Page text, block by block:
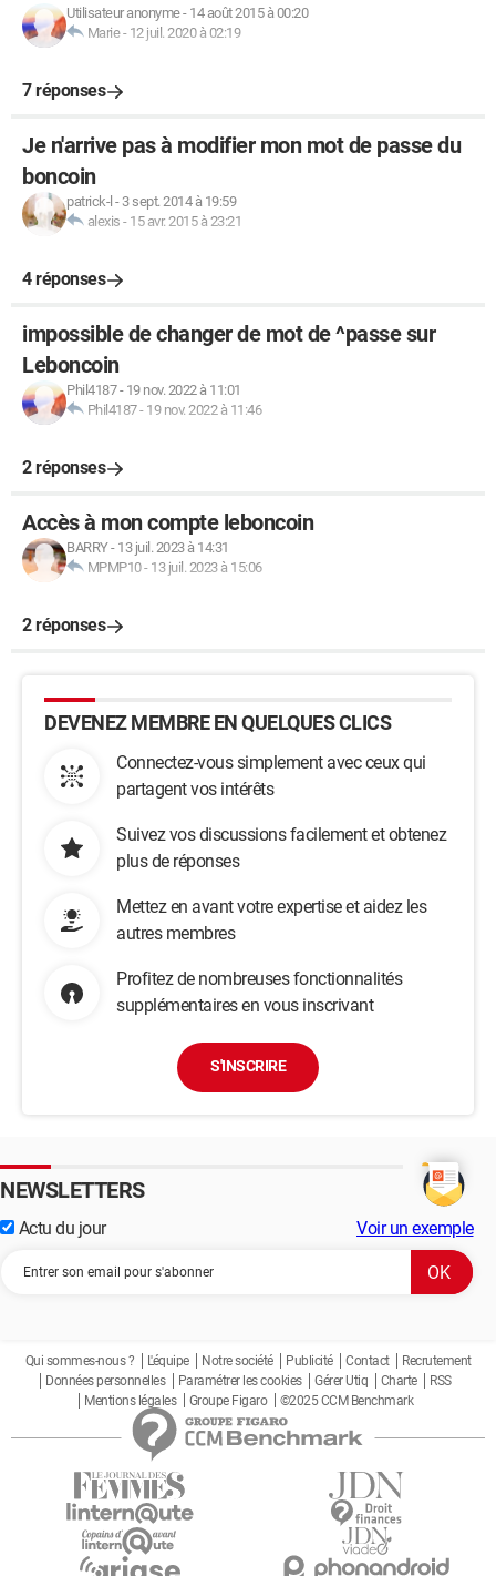
Utilisateur anonyme- 14 août 2015 à 00:20
Marie- 12 juil. 2020 à 02:19
7 réponses
Je n'arrive pas à modifier mon mot de passe du
boncoin
patrick-l - 3 sept. 2014 à 19:59
alexis - 15 avr. 2015 à 23:21
4 réponses
impossible de changer de mot de ^passe sur
Leboncoin
Phil4187- 19 nov. 2022 à 11:01
Phil4187- 19 nov. 2022 à 11:46
2 réponses
Accès à mon compte leboncoin
BARRY- 13 juil. 2023 à 14:31
MPMP10- 13 juil. 2023 à 15:06
2 réponses
DEVENEZ MEMBRE EN QUELQUES CLICS
Connectez-vous simplement avec ceux qui
partagent vos intérêts
Suivez vos discussions facilement et obtenez
plus de réponses
Mettez en avant votre expertise et aidez les
autres membres
Profitez de nombreuses fonctionnalités
supplémentaires en vous inscrivant
S'INSCRIRE
NEWSLETTERS
Actu du jour Voir un exemple
Qui sommes-nous ? L'équipe Notre société Publicité Contact
Recrutement
Données personnelles
Paramétrer les cookies Gérer Utiq Charte
RSS
Mentions légales
Groupe Figaro ©2025 CCM Benchmark